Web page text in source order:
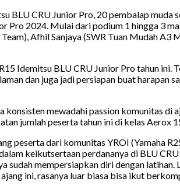
BLU CRU Junior Pro, 20 pembalap
Pro 2024. Mulai dari podium 1 hingga 3
Afhil Sanjaya (SWR Tuan Mudah
Idemitsu BLU CRU Junior Pro tahun
dan juga jadi persiapan buat
konsisten mewadahi passion komunitas
jumlah peserta tahun ini di kelas
peserta dari komunitas YROI (Yamaha
keikutsertaan perdananya di BLU
sudah mempersiapkan diri dengan
ini, rasanya luar biasa bisa ikut